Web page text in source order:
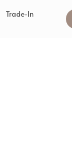
Trade-In